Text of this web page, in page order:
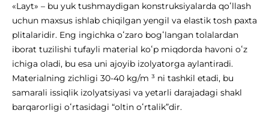
«Layt» – bu yuk tushmaydigan konstruksiyalarda qoʻllash
uchun maxsus ishlab chiqilgan yengil va elastik tosh paxta
plitalaridir. Eng ingichka oʻzaro bogʻlangan tolalardan
iborat tuzilishi tufayli material koʻp miqdorda havoni oʻz
ichiga oladi, bu esa uni ajoyib izolyatorga aylantiradi.
Materialning zichligi 30-40 kg/m ³ ni tashkil etadi, bu
samarali issiqlik izolyatsiyasi va yetarli darajadagi shakl
barqarorligi oʻrtasidagi “oltin oʻrtalik”dir.